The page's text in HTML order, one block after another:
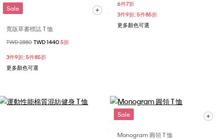
Sale
寬版草書標誌 T 恤
價格扣減從
TWD 2880 至
TWD 1440 5折
3件9折; 5件85折
更多顏色可選
6件7折
3件9折; 5件85折
更多顏色可選
Sale
Monogram 圓領 T 恤